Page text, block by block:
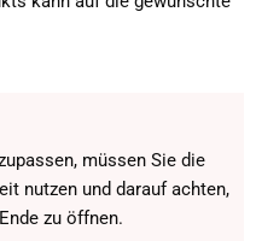
müssen Sie die
nutzen und darauf achten,
zu öffnen.